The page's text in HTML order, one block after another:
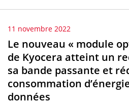
11 novembre 2022
Le nouveau « module
de Kyocera atteint un
sa bande passante et
consommation
données